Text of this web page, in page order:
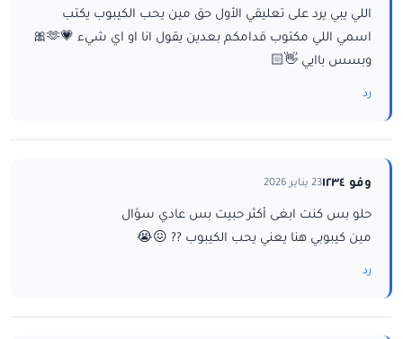
اللي يبي يرد على تعليقي الأول حق مين يحب الكيبوب يكتب
اسمي اللي مكتوب قدامكم بعدين يقول انا او اي شيء 💗🫶🎀
وبسس باايي 👋🏻
رد
وفو ١٢٣٤ 23 يناير 2026
حلو بس كنت ابغى أكثر حبيت بس عادي سؤال
مين كيبوبي هنا يعني يحب الكيبوب ?? 😖😭
رد